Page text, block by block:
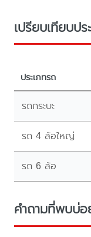
เปรียบเทียบปร
ประเภทรถ
รถกระบะ
รถ 4 ล้อใหญ่
รถ 6 ล้อ
คำถามที่พบบ่อ